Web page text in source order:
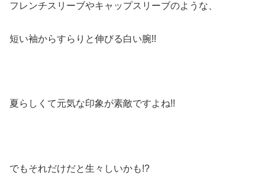
フレンチスリーブやキャップスリーブのような、
短い袖からすらりと伸びる白い腕!!
夏らしくて元気な印象が素敵ですよね!!
でもそれだけだと生々しいかも!?